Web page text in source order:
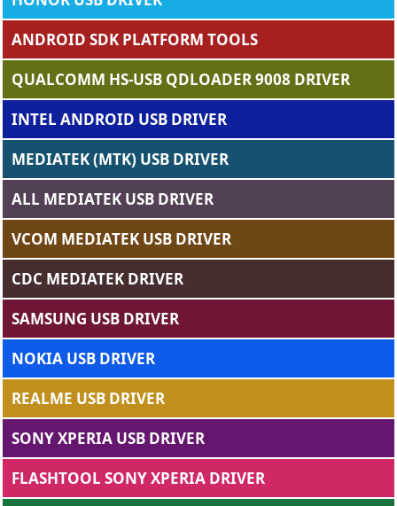
ANDROID SDK PLATFORM TOOLS
QUALCOMM HS-USB QDLOADER 9008 DRIVER
INTEL ANDROID USB DRIVER
MEDIATEK (MTK) USB DRIVER
ALL MEDIATEK USB DRIVER
VCOM MEDIATEK USB DRIVER
CDC MEDIATEK DRIVER
SAMSUNG USB DRIVER
NOKIA USB DRIVER
REALME USB DRIVER
SONY XPERIA USB DRIVER
FLASHTOOL SONY XPERIA DRIVER